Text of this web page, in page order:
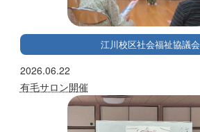
江川校区社会福祉協議会
2026.06.22
有毛サロン開催